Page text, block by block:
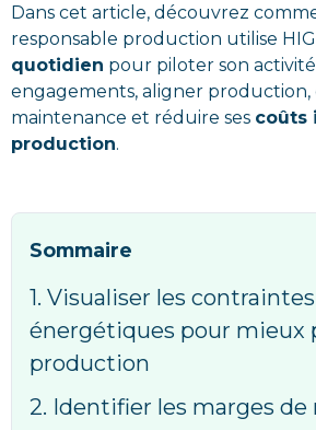
Dans cet article, découvrez
responsable production utilise
quotidien pour piloter son
engagements, aligner production,
maintenance et réduire ses coûts
production.
Sommaire
1. Visualiser les contraintes
énergétiques pour mieux
production
2. Identifier les marges